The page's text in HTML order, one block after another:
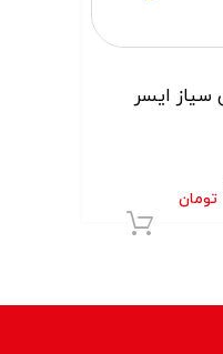
سیاز ایسر
تومان